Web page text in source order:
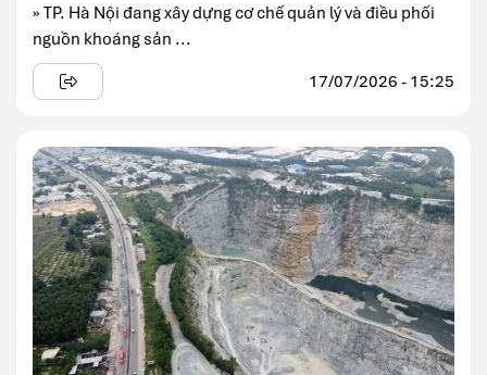
» TP. Hà Nội đang xây dựng cơ chế quản lý và điều phối
nguồn khoáng sản ...
17/07/2026 - 15:25